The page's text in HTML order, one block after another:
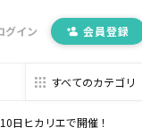
グイン 会員登録
すべてのカテゴリ
日ヒカリエで開催！